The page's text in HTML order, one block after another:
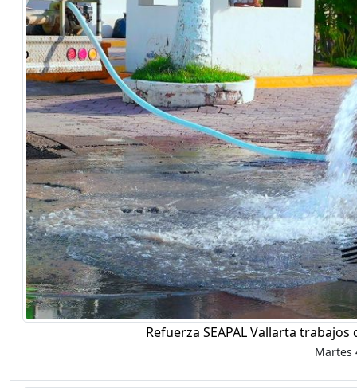
Refuerza SEAPAL Vallarta
Martes